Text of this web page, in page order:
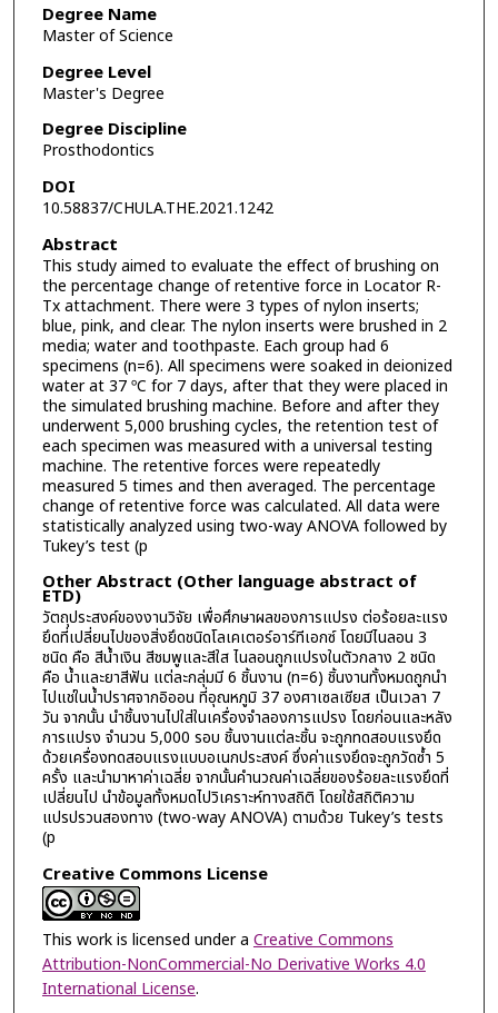
Degree Name
Master of Science
Degree Level
Master's Degree
Degree Discipline
Prosthodontics
DOI
10.58837/CHULA.THE.2021.1242
Abstract
This study aimed to evaluate the effect of brushing on
the percentage change of retentive force in Locator R-
Tx attachment. There were 3 types of nylon inserts;
blue, pink, and clear. The nylon inserts were brushed in 2
media; water and toothpaste. Each group had 6
specimens (n=6). All specimens were soaked in deionized
water at 37 ºC for 7 days, after that they were placed in
the simulated brushing machine. Before and after they
underwent 5,000 brushing cycles, the retention test of
each specimen was measured with a universal testing
machine. The retentive forces were repeatedly
measured 5 times and then averaged. The percentage
change of retentive force was calculated. All data were
statistically analyzed using two-way ANOVA followed by
Tukey’s test (p
Other Abstract (Other language abstract of
ETD)
วัตถุประสงค์ของงานวิจัย เพื่อศึกษาผลของการแปรง ต่อร้อยละแรง
ยึดที่เปลี่ยนไปของสิ่งยึดชนิดโลเคเตอร์อาร์ทีเอกซ์ โดยมีไนลอน 3
ชนิด คือ สีน้ำเงิน สีชมพูและสีใส ไนลอนถูกแปรงในตัวกลาง 2 ชนิด
คือ น้ำและยาสีฟัน แต่ละกลุ่มมี 6 ชิ้นงาน (n=6) ชิ้นงานทั้งหมดถูกนำ
ไปแช่ในน้ำปราศจากอิออน ที่อุณหภูมิ 37 องศาเซลเซียส เป็นเวลา 7
วัน จากนั้น นำชิ้นงานไปใส่ในเครื่องจำลองการแปรง โดยก่อนและหลัง
การแปรง จำนวน 5,000 รอบ ชิ้นงานแต่ละชิ้น จะถูกทดสอบแรงยึด
ด้วยเครื่องทดสอบแรงแบบอเนกประสงค์ ซึ่งค่าแรงยึดจะถูกวัดซ้ำ 5
ครั้ง และนำมาหาค่าเฉลี่ย จากนั้นคำนวณค่าเฉลี่ยของร้อยละแรงยึดที่
เปลี่ยนไป นำข้อมูลทั้งหมดไปวิเคราะห์ทางสถิติ โดยใช้สถิติความ
แปรปรวนสองทาง (two-way ANOVA) ตามด้วย Tukey’s tests
(p
Creative Commons License
This work is licensed under a Creative Commons
Attribution-NonCommercial-No Derivative Works 4.0
International License.